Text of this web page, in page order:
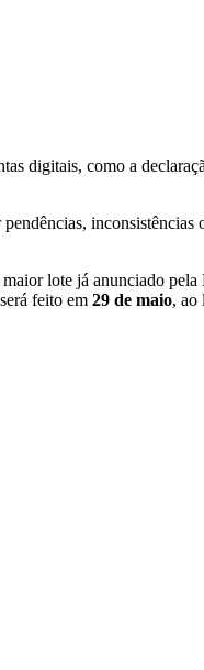
digitais, como a
lote já anunciado
feito em 29 de maio, ao